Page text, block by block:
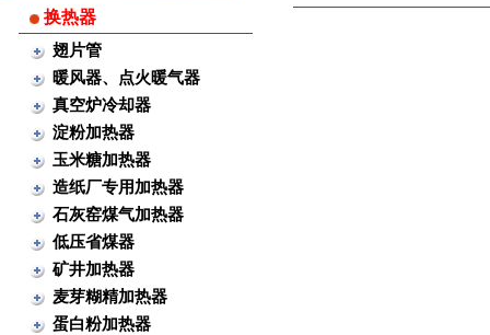
换热器
翅片管
暖风器、点火暖气器
真空炉冷却器
淀粉加热器
玉米糖加热器
造纸厂专用加热器
石灰窑煤气加热器
低压省煤器
矿井加热器
麦芽糊精加热器
蛋白粉加热器